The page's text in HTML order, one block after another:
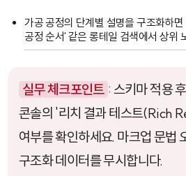
가공 공정의 단계별 설명을 구조화하
공정 순서' 같은 롱테일 검색에서 상위
실무 체크포인트 : 스키마 적용
콘솔의 '리치 결과 테스트(Rich
여부를 확인하세요. 마크업 문법
구조화 데이터를 무시합니다.